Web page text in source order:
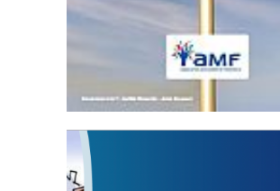
Statut de l’élu local
3 avril 2024
Mise à jour avril 2024